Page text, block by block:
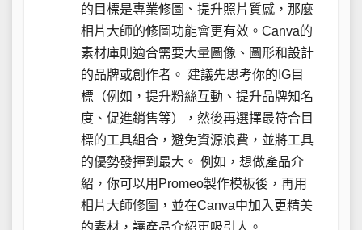
的目標是專業修圖、提升照片質感，那麼
相片大師的修圖功能會更有效。Canva的
素材庫則適合需要大量圖像、圖形和設計
的品牌或創作者。 建議先思考你的IG目
標（例如，提升粉絲互動、提升品牌知名
度、促進銷售等），然後再選擇最符合目
標的工具組合，避免資源浪費，並將工具
的優勢發揮到最大。 例如，想做產品介
紹，你可以用Promeo製作模板後，再用
相片大師修圖，並在Canva中加入更精美
的素材，讓產品介紹更吸引人。